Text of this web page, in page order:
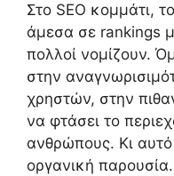
Στο SEO κομμάτι,
άμεσα σε rankings
πολλοί νομίζουν.
στην
χρηστών, στην
να φτάσει το
ανθρώπους. Κι αυτό
οργανική παρουσία.